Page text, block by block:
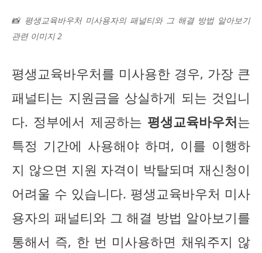
📸 평생교육바우처 미사용자의 패널티와 그 해결 방법 알아보기
관련 이미지 2
평생교육바우처를 미사용한 경우, 가장 큰
패널티는 지원금을 상실하게 되는 것입니
다. 정부에서 제공하는 평생교육바우처는
특정 기간에 사용해야 하며, 이를 이행하
지 않으면 지원 자격이 박탈되며 재신청이
어려울 수 있습니다. 평생교육바우처 미사
용자의 패널티와 그 해결 방법 알아보기를
통해서 즉, 한 번 미사용하면 채워주지 않